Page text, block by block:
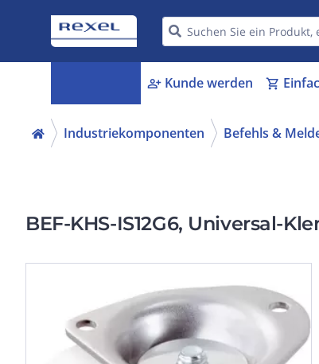
person_add Kunde werden shopping_cart
Industriekomponenten Befehls &
BEF-KHS-IS12G6, Universal-